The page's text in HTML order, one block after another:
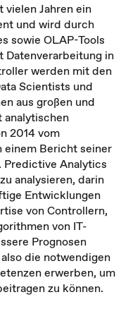
vielen Jahren ein
und wird durch
sowie OLAP-Tools
Datenverarbeitung in
werden mit den
Scientists und
aus großen und
2014 vom
einem Bericht seiner
Analytics
analysieren, darin
Entwicklungen
von Controllern,
von IT-
Prognosen
die notwendigen
erwerben, um
zu können.